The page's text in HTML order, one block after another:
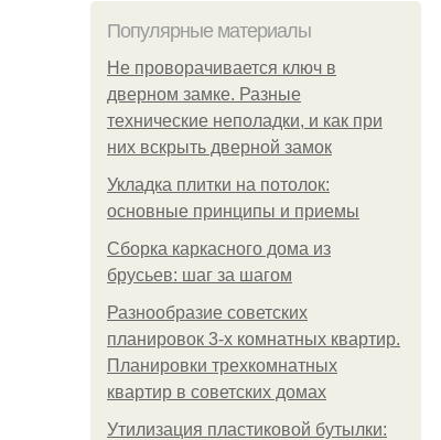
Популярные материалы
Не проворачивается ключ в
дверном замке. Разные
технические неполадки, и как при
них вскрыть дверной замок
Укладка плитки на потолок:
основные принципы и приемы
Сборка каркасного дома из
брусьев: шаг за шагом
Разнообразие советских
планировок 3-х комнатных квартир.
Планировки трехкомнатных
квартир в советских домах
Утилизация пластиковой бутылки: